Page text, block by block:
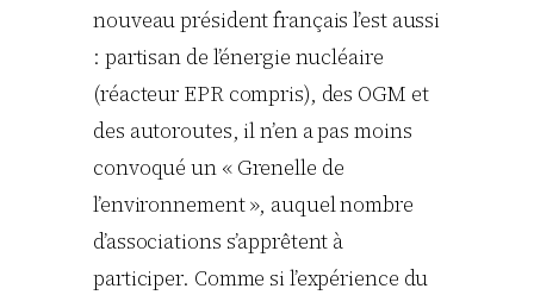
nouveau président français l’est aussi
: partisan de l’énergie nucléaire
(réacteur EPR compris), des OGM et
des autoroutes, il n’en a pas moins
convoqué un « Grenelle de
l’environnement », auquel nombre
d’associations s’apprêtent à
participer. Comme si l’expérience du